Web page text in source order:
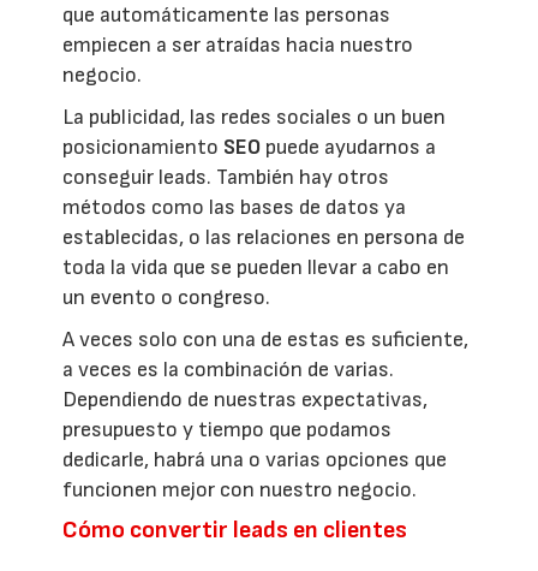
que automáticamente las personas
empiecen a ser atraídas hacia nuestro
negocio.
La publicidad, las redes sociales o un buen
posicionamiento SEO puede ayudarnos a
conseguir leads. También hay otros
métodos como las bases de datos ya
establecidas, o las relaciones en persona de
toda la vida que se pueden llevar a cabo en
un evento o congreso.
A veces solo con una de estas es suficiente,
a veces es la combinación de varias.
Dependiendo de nuestras expectativas,
presupuesto y tiempo que podamos
dedicarle, habrá una o varias opciones que
funcionen mejor con nuestro negocio.
Cómo convertir leads en clientes